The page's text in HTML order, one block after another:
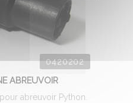
0420202
ABREUVOIR
abreuvoir Python.